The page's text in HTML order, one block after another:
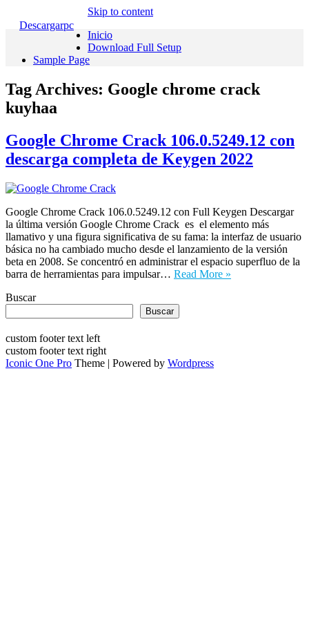
Descargarpc
Skip to content
Inicio
Download Full Setup
Sample Page
Tag Archives: Google chrome crack
kuyhaa
Google Chrome Crack 106.0.5249.12 con
descarga completa de Keygen 2022
Google Chrome Crack 106.0.5249.12 con Full Keygen Descargar
la última versión Google Chrome Crack es el elemento más
llamativo y una figura significativa de su fama: la interfaz de usuario
básica no ha cambiado mucho desde el lanzamiento de la versión
beta en 2008. Se concentró en administrar el espacio superfluo de la
barra de herramientas para impulsar… Read More »
Buscar
Buscar
custom footer text left
custom footer text right
Iconic One Pro Theme | Powered by Wordpress